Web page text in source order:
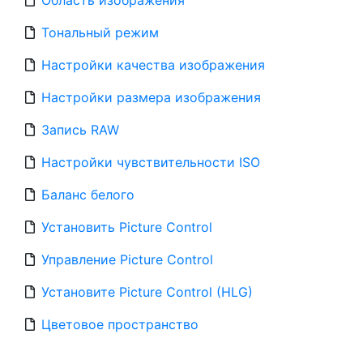
Тональный режим
Настройки качества изображения
Настройки размера изображения
Запись RAW
Настройки чувствительности ISO
Баланс белого
Установить Picture Control
Управление Picture Control
Установите Picture Control (HLG)
Цветовое пространство